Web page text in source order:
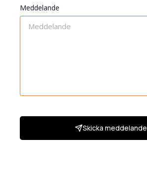
Meddelande
Skicka meddelande